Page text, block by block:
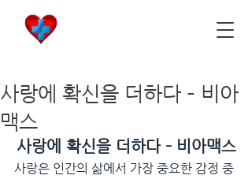
사랑에 확신을 더하다 – 비아
맥스
사랑에 확신을 더하다 – 비아맥스
사랑은 인간의 삶에서 가장 중요한 감정 중